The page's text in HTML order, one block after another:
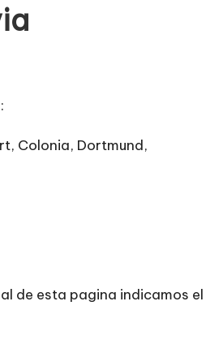
Colonia, Dortmund,
de esta pagina indicamos el